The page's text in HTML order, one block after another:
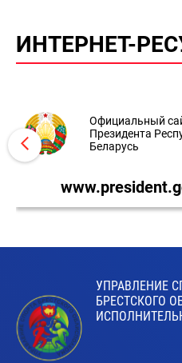
ИНТЕРНЕТ-
Официальный
Президента
Беларусь
УПРАВЛЕНИЕ
БРЕСТСКОГО